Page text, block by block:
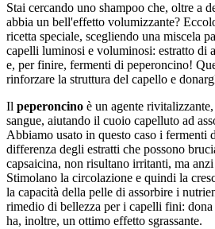
Stai cercando uno shampoo che, oltre a
abbia un bell'effetto volumizzante?
ricetta speciale, scegliendo una miscela
capelli luminosi e voluminosi: estratto di
e, per finire, fermenti di peperoncino!
rinforzare la struttura del capello e
Il peperoncino è un agente
sangue, aiutando il cuoio capelluto ad
Abbiamo usato in questo caso i fermenti
differenza degli estratti che possono
capsaicina, non risultano irritanti, ma
Stimolano la circolazione e quindi la
la capacità della pelle di assorbire i
rimedio di bellezza per i capelli fini:
ha, inoltre, un ottimo effetto sgrassante.